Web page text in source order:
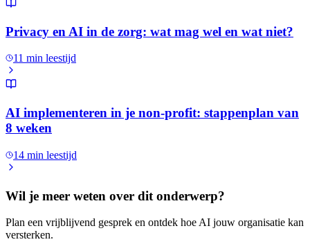
Privacy en AI in de zorg: wat mag wel en wat niet?
11 min leestijd
AI implementeren in je non-profit: stappenplan van
8 weken
14 min leestijd
Wil je meer weten over dit onderwerp?
Plan een vrijblijvend gesprek en ontdek hoe AI jouw organisatie kan
versterken.